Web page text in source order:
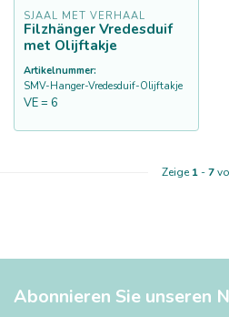
SJAAL MET VERHAAL
Filzhänger Vredesduif
met Olijftakje
Artikelnummer:
SMV-Hanger-Vredesduif-Olijftakje
VE = 6
Zeige1-7
Abonnieren Sie unseren